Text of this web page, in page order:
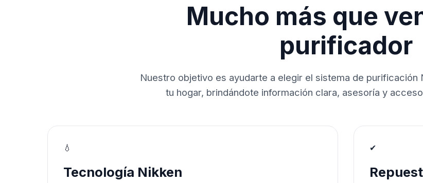
Mucho más que
purificador
Nuestro objetivo es ayudarte a elegir el sistema de purificación
tu hogar, brindándote información clara, asesoría y
💧
Tecnología Nikken
✔